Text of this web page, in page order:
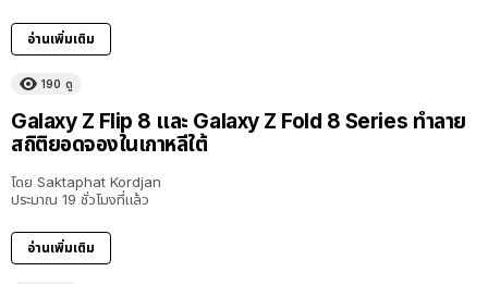
อ่านเพิ่มเติม
190 ดู
Galaxy Z Flip 8 และ Galaxy Z Fold 8 Series ทำลาย
สถิติยอดจองในเกาหลีใต้
โดย Saktaphat Kordjan
ประมาณ 19 ชั่วโมงที่แล้ว
อ่านเพิ่มเติม